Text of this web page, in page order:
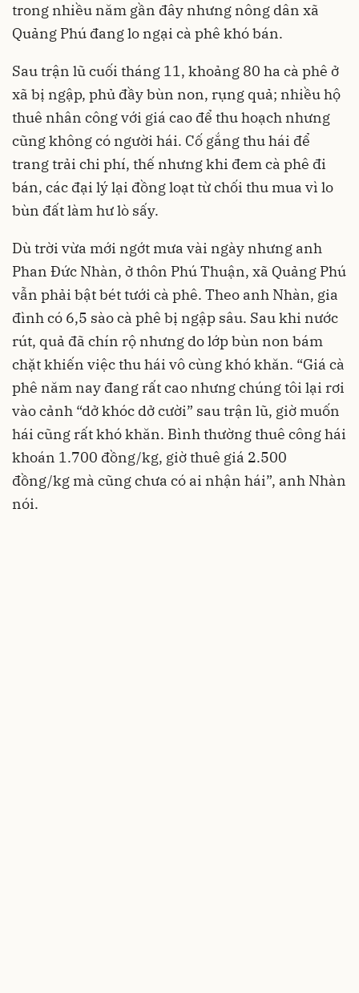
trong nhiều năm gần đây nhưng nông dân xã
Quảng Phú đang lo ngại cà phê khó bán.
Sau trận lũ cuối tháng 11, khoảng 80 ha cà phê ở
xã bị ngập, phủ đầy bùn non, rụng quả; nhiều hộ
thuê nhân công với giá cao để thu hoạch nhưng
cũng không có người hái. Cố gắng thu hái để
trang trải chi phí, thế nhưng khi đem cà phê đi
bán, các đại lý lại đồng loạt từ chối thu mua vì lo
bùn đất làm hư lò sấy.
Dù trời vừa mới ngớt mưa vài ngày nhưng anh
Phan Đức Nhàn, ở thôn Phú Thuận, xã Quảng Phú
vẫn phải bật bét tưới cà phê. Theo anh Nhàn, gia
đình có 6,5 sào cà phê bị ngập sâu. Sau khi nước
rút, quả đã chín rộ nhưng do lớp bùn non bám
chặt khiến việc thu hái vô cùng khó khăn. “Giá cà
phê năm nay đang rất cao nhưng chúng tôi lại rơi
vào cảnh “dở khóc dở cười” sau trận lũ, giờ muốn
hái cũng rất khó khăn. Bình thường thuê công hái
khoán 1.700 đồng/kg, giờ thuê giá 2.500
đồng/kg mà cũng chưa có ai nhận hái”, anh Nhàn
nói.